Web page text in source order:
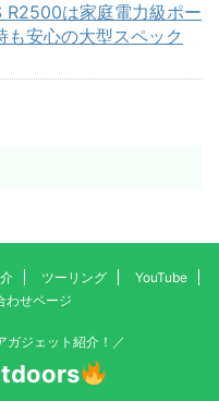
R2500は家庭電力級ポー
も安心の大型スペック
ツーリング
YouTube
わせページ
ガジェット紹介！／